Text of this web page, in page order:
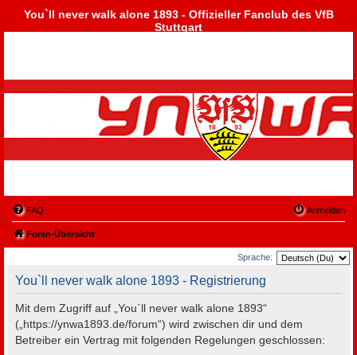
You`ll never walk alone 1893 - Offizieller Fanclub des VfB
Stuttgart
FAQ Anmelden
Foren-Übersicht
Sprache:
You`ll never walk alone 1893 - Registrierung
Mit dem Zugriff auf „You`ll never walk alone 1893“
(„https://ynwa1893.de/forum“) wird zwischen dir und dem
Betreiber ein Vertrag mit folgenden Regelungen geschlossen: